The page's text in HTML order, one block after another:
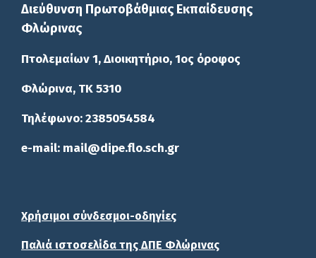
Διεύθυνση Πρωτοβάθμιας Εκπαίδευσης
Φλώρινας
Πτολεμαίων 1, Διοικητήριο, 1ος όροφος
Φλώρινα, ΤΚ 5310
Τηλέφωνο: 2385054584
e-mail: mail@dipe.flo.sch.gr
Χρήσιμοι σύνδεσμοι-οδηγίες
Παλιά ιστοσελίδα της ΔΠΕ Φλώρινας